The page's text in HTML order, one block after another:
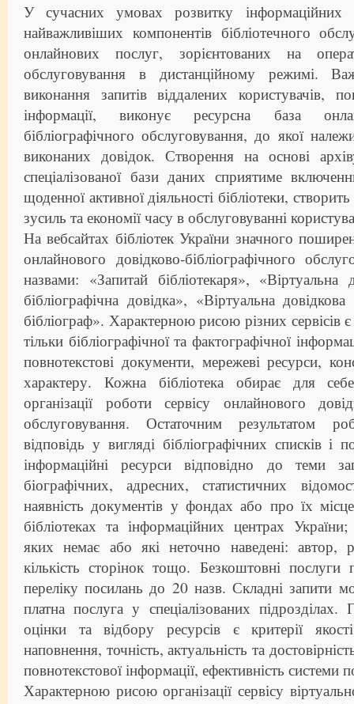
У сучасних умовах розвитку інформаційних
найважливіших компонентів бібліотечного
онлайнових послуг, зорієнтованих на
обслуговування в дистанційному режимі.
виконання запитів віддалених користувачів,
інформації, виконує ресурсна база
бібліографічного обслуговування, до якої
виконаних довідок. Створення на основі
спеціалізованої бази даних сприятиме
щоденної активної діяльності бібліотеки,
зусиль та економії часу в обслуговуванні
На вебсайтах бібліотек України значного
онлайнового довідково-бібліографічного
назвами: «Запитай бібліотекаря», «Віртуальна
бібліографічна довідка», «Віртуальна
бібліограф». Характерною рисою різних сервісів
тільки бібліографічної та фактографічної
повнотекстові документи, мережеві ресурси,
характеру. Кожна бібліотека обирає для
організації роботи сервісу онлайнового
обслуговування. Остаточним результатом
відповідь у вигляді бібліографічних списків і
інформаційні ресурси відповідно до теми
біографічних, адресних, статистичних
наявність документів у фондах або про їх
бібліотеках та інформаційних центрах
яких немає або які неточно наведені: автор,
кількість сторінок тощо. Безкоштовні послуги
переліку посилань до 20 назв. Складні запити
платна послуга у спеціалізованих підрозділах.
оцінки та відбору ресурсів є критерії
наповнення, точність, актуальність та
повнотекстової інформації, ефективність системи
Характерною рисою організації сервісу